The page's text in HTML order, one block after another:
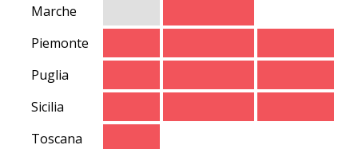
Marche
Piemonte
Puglia
Sicilia
Toscana